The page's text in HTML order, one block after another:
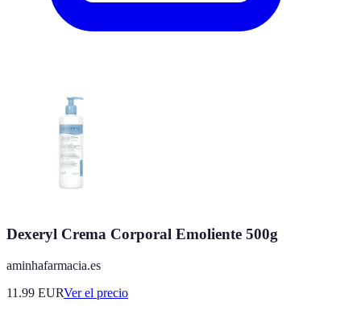
Dexeryl Crema Corporal Emoliente 500g
aminhafarmacia.es
11.99 EURVer el precio